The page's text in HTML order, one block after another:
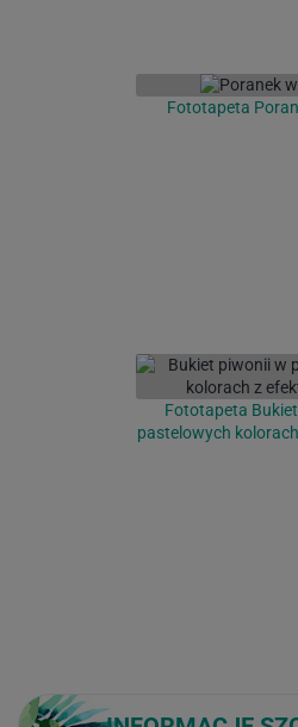
Fototapeta
Fototapeta
pastelowych